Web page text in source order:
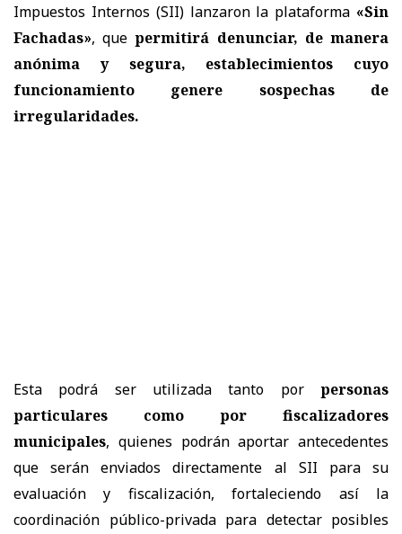
Impuestos Internos (SII) lanzaron la plataforma «Sin
Fachadas», quepermitirá denunciar, de manera
anónima y segura, establecimientos cuyo
funcionamiento genere sospechas de
irregularidades.
Esta podrá ser utilizada tanto por personas
particulares como por fiscalizadores
municipales, quienes podrán aportar antecedentes
que serán enviados directamente al SII para su
evaluación y fiscalización, fortaleciendo así la
coordinación público-privada para detectar posibles